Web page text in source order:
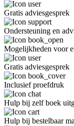
Gratis adviesgesprek
Ondersteuning en
Mogelijkheden voor
Gratis adviesgesprek
Inclusief proefdruk
Hulp bij zelf boek
Hulp bij bestelbaar